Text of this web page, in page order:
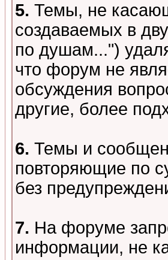
5. Темы, не
создаваемых в
по душам...")
что форум не
обсуждения
другие, более
6. Темы и
повторяющие по
без
7. На форуме
информации, не